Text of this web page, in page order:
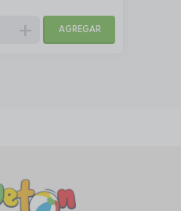
add AGREGAR